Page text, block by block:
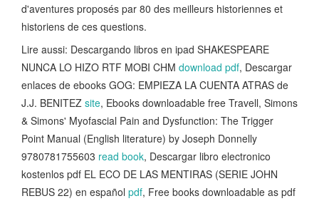
d'aventures proposés par 80 des meilleurs historiennes et
historiens de ces questions.
Lire aussi: Descargando libros en ipad SHAKESPEARE
NUNCA LO HIZO RTF MOBI CHM download pdf, Descargar
enlaces de ebooks GOG: EMPIEZA LA CUENTA ATRAS de
J.J. BENITEZ site, Ebooks downloadable free Travell, Simons
& Simons' Myofascial Pain and Dysfunction: The Trigger
Point Manual (English literature) by Joseph Donnelly
9780781755603 read book, Descargar libro electronico
kostenlos pdf EL ECO DE LAS MENTIRAS (SERIE JOHN
REBUS 22) en español pdf, Free books downloadable as pdf